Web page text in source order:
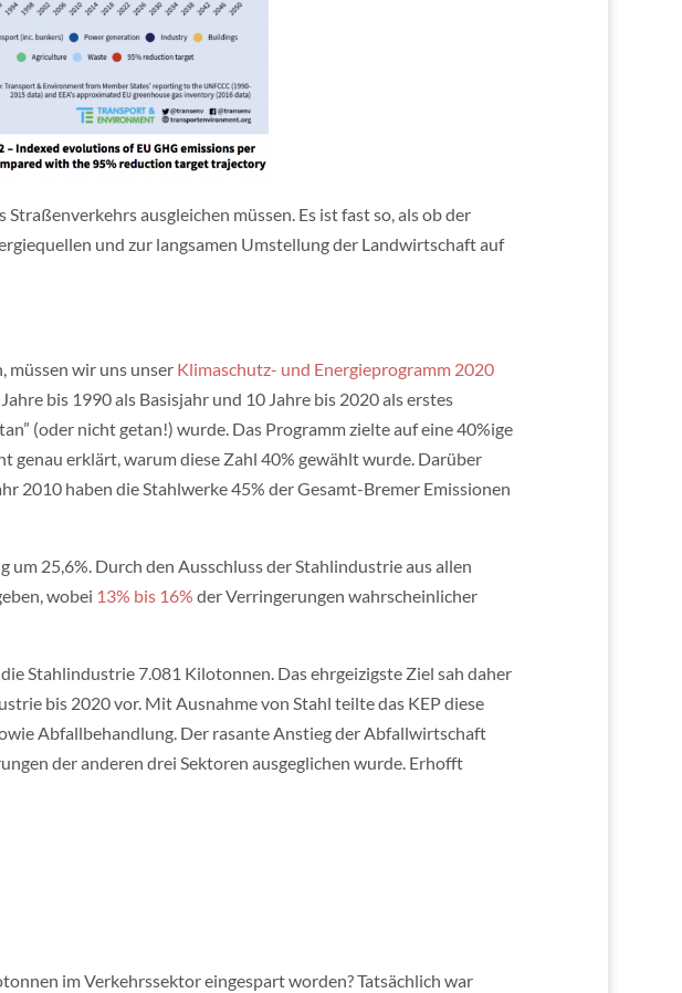
ausgleichen müssen. Es ist fast so, als ob der
und zur langsamen Umstellung der Landwirtschaft auf
müssen wir uns unser Klimaschutz- und Energieprogramm 2020
bis 1990 als Basisjahr und 10 Jahre bis 2020 als erstes
(oder nicht getan!) wurde. Das Programm zielte auf eine 40%ige
genau erklärt, warum diese Zahl 40% gewählt wurde. Darüber
2010 haben die Stahlwerke 45% der Gesamt-Bremer Emissionen
um 25,6%. Durch den Ausschluss der Stahlindustrie aus allen
wobei 13% bis 16% der Verringerungen wahrscheinlicher
die Stahlindustrie 7.081 Kilotonnen. Das ehrgeizigste Ziel sah daher
bis 2020 vor. Mit Ausnahme von Stahl teilte das KEP diese
Abfallbehandlung. Der rasante Anstieg der Abfallwirtschaft
der anderen drei Sektoren ausgeglichen wurde. Erhofft
im Verkehrssektor eingespart worden? Tatsächlich war